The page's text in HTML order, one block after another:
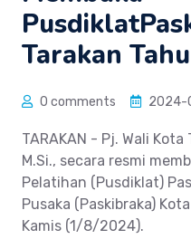
Tarakan
0 comments 2024-
TARAKAN - Pj. Wali Kota
M.Si., secara resmi
Pelatihan (Pusdiklat)
Pusaka (Paskibraka)
Kamis (1/8/2024).